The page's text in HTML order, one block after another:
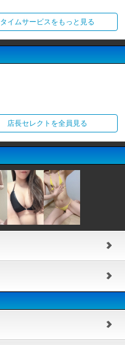
タイムサービスをもっと見る
店長セレクトを全員見る